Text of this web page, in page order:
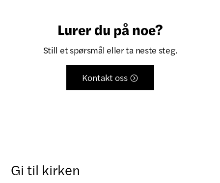
Lurer du på noe?
Still et spørsmål eller ta neste steg.
Kontakt oss 
Gi til kirken